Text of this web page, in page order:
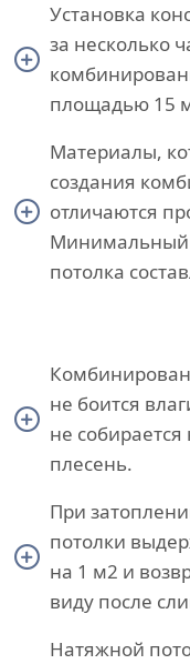
Установка
за несколько
площадью 15
Материалы,
создания
отличаются
Минимальный
потолка
не боится
не собирается
плесень.
При
потолки
на 1 м2 и
виду после
Натяжной